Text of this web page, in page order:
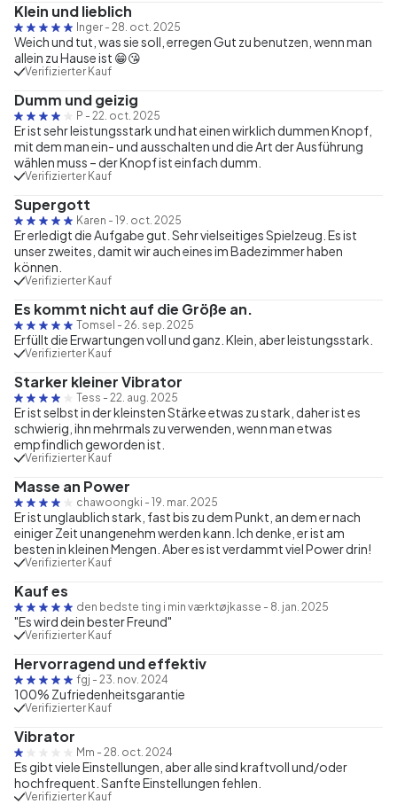
Klein und lieblich
Inger - 28. oct. 2025
Weich und tut, was sie soll, erregen Gut zu benutzen, wenn man
allein zu Hause ist 😁😘
Verifizierter Kauf
Dumm und geizig
P - 22. oct. 2025
Er ist sehr leistungsstark und hat einen wirklich dummen Knopf,
mit dem man ein- und ausschalten und die Art der Ausführung
wählen muss – der Knopf ist einfach dumm.
Verifizierter Kauf
Supergott
Karen - 19. oct. 2025
Er erledigt die Aufgabe gut. Sehr vielseitiges Spielzeug. Es ist
unser zweites, damit wir auch eines im Badezimmer haben
können.
Verifizierter Kauf
Es kommt nicht auf die Größe an.
Tomsel - 26. sep. 2025
Erfüllt die Erwartungen voll und ganz. Klein, aber leistungsstark.
Verifizierter Kauf
Starker kleiner Vibrator
Tess - 22. aug. 2025
Er ist selbst in der kleinsten Stärke etwas zu stark, daher ist es
schwierig, ihn mehrmals zu verwenden, wenn man etwas
empfindlich geworden ist.
Verifizierter Kauf
Masse an Power
chawoongki - 19. mar. 2025
Er ist unglaublich stark, fast bis zu dem Punkt, an dem er nach
einiger Zeit unangenehm werden kann. Ich denke, er ist am
besten in kleinen Mengen. Aber es ist verdammt viel Power drin!
Verifizierter Kauf
Kauf es
den bedste ting i min værktøjkasse - 8. jan. 2025
"Es wird dein bester Freund"
Verifizierter Kauf
Hervorragend und effektiv
fgj - 23. nov. 2024
100% Zufriedenheitsgarantie
Verifizierter Kauf
Vibrator
Mm - 28. oct. 2024
Es gibt viele Einstellungen, aber alle sind kraftvoll und/oder
hochfrequent. Sanfte Einstellungen fehlen.
Verifizierter Kauf